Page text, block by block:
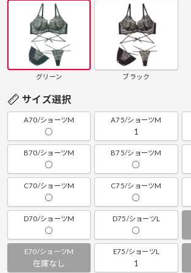
グリーン ブラック
サイズ選択
A70/ショーツM
○
A75/ショーツM
1
B70/ショーツM
○
B75/ショーツM
○
C70/ショーツM
○
C75/ショーツM
○
D70/ショーツM
○
D75/ショーツL
○
E70/ショーツM
在庫なし
E75/ショーツL
1